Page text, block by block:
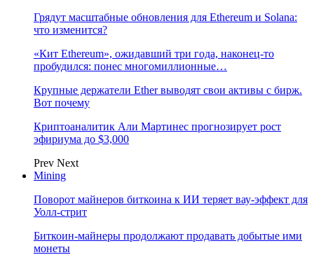
Грядут масштабные обновления для Ethereum и Solana:
что изменится?
«Кит Ethereum», ожидавший три года, наконец-то
пробудился: понес многомиллионные…
Крупные держатели Ether выводят свои активы с бирж.
Вот почему
Криптоаналитик Али Мартинес прогнозирует рост
эфириума до $3,000
Prev Next
Mining
Поворот майнеров биткоина к ИИ теряет вау-эффект для
Уолл-стрит
Биткоин-майнеры продолжают продавать добытые ими
монеты